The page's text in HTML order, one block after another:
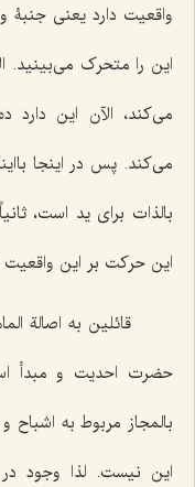
واقعیت دارد یعنی جنبۀ
این را متحرک می‌بینید.
می‌کند، الآن این
می‌کند. پس در اینجا
بالذات برای ید است،
این حرکت بر این واقعیت
قائلین به اصالة
حضرت احدیت و مبدأ
بالمجاز مربوط به
این نیست. لذا وجود